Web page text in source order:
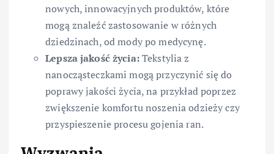
nowych, innowacyjnych produktów, które
mogą znaleźć zastosowanie w różnych
dziedzinach, od mody po medycynę.
Lepsza jakość życia:Tekstylia z
nanocząsteczkami mogą przyczynić się do
poprawy jakości życia, na przykład poprzez
zwiększenie komfortu noszenia odzieży czy
przyspieszenie procesu gojenia ran.